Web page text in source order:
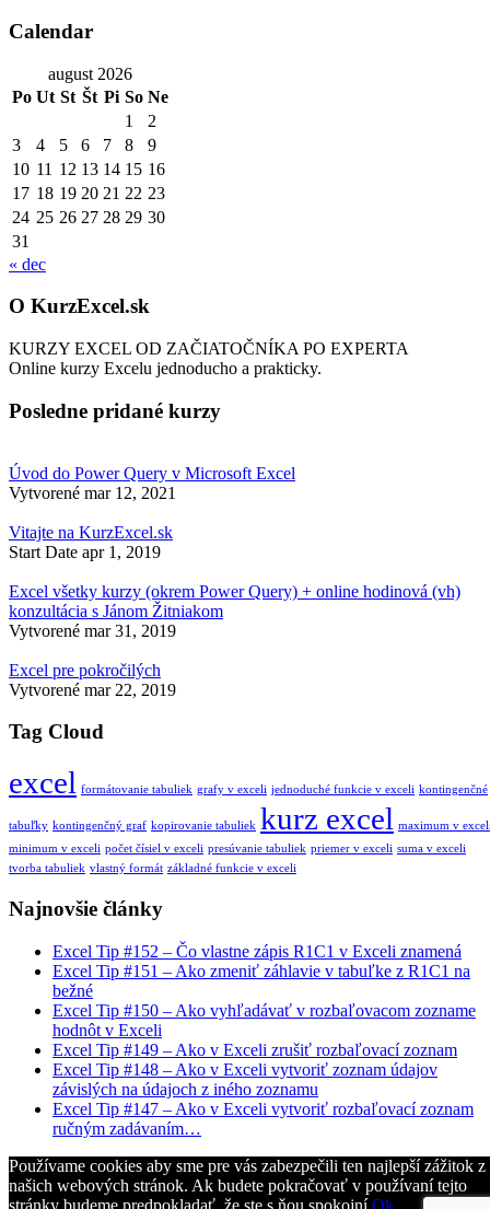
Calendar
august 2026
Po Ut St Št Pi So Ne
1
2
3
4 5 6 7 8
9
10 11 12 13 14 15 16
17 18 19 20 21 22 23
24 25 26 27 28 29 30
31
« dec
O KurzExcel.sk
KURZY EXCEL OD ZAČIATOČNÍKA PO EXPERTA
Online kurzy Excelu jednoducho a prakticky.
Posledne pridané kurzy
Úvod do Power Query v Microsoft Excel
Vytvorené mar 12, 2021
Vitajte na KurzExcel.sk
Start Date apr 1, 2019
Excel všetky kurzy (okrem Power Query) + online hodinová (vh)
konzultácia s Jánom Žitniakom
Vytvorené mar 31, 2019
Excel pre pokročilých
Vytvorené mar 22, 2019
Tag Cloud
excel formátovanie tabuliek grafy v exceli jednoduché funkcie v exceli kontingenčné
tabuľky kontingenčný graf kopirovanie tabuliek kurz excel maximum v
minimum v exceli počet čísiel v exceli presúvanie tabuliek priemer v exceli suma v exceli
tvorba tabuliek vlastný formát základné funkcie v exceli
Najnovšie články
Excel Tip #152 – Čo vlastne zápis R1C1 v Exceli znamená
Excel Tip #151 – Ako zmeniť záhlavie v tabuľke z R1C1 na
bežné
Excel Tip #150 – Ako vyhľadávať v rozbaľovacom zozname
hodnôt v Exceli
Excel Tip #149 – Ako v Exceli zrušiť rozbaľovací zoznam
Excel Tip #148 – Ako v Exceli vytvoriť zoznam údajov
závislých na údajoch z iného zoznamu
Excel Tip #147 – Ako v Exceli vytvoriť rozbaľovací zoznam
ručným zadávaním…
Používame cookies aby sme pre vás zabezpečili ten najlepší zážitok z
našich webových stránok. Ak budete pokračovať v používaní tejto
stránky budeme predpokladať, že ste s ňou spokojní.Ok